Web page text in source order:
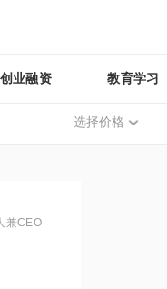
创业融资 教育学习
选择价格
兼CEO